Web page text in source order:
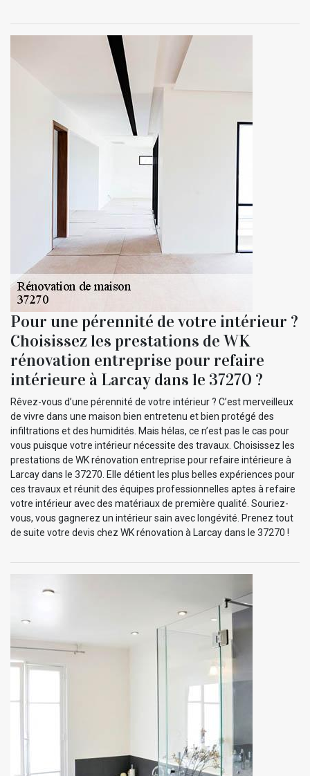
Pour une pérennité de votre intérieur ?
Choisissez les prestations de WK
rénovation entreprise pour refaire
intérieure à Larcay dans le 37270 ?
Rêvez-vous d’une pérennité de votre intérieur ? C’est merveilleux
de vivre dans une maison bien entretenu et bien protégé des
infiltrations et des humidités. Mais hélas, ce n’est pas le cas pour
vous puisque votre intérieur nécessite des travaux. Choisissez les
prestations de WK rénovation entreprise pour refaire intérieure à
Larcay dans le 37270. Elle détient les plus belles expériences pour
ces travaux et réunit des équipes professionnelles aptes à refaire
votre intérieur avec des matériaux de première qualité. Souriez-
vous, vous gagnerez un intérieur sain avec longévité. Prenez tout
de suite votre devis chez WK rénovation à Larcay dans le 37270 !